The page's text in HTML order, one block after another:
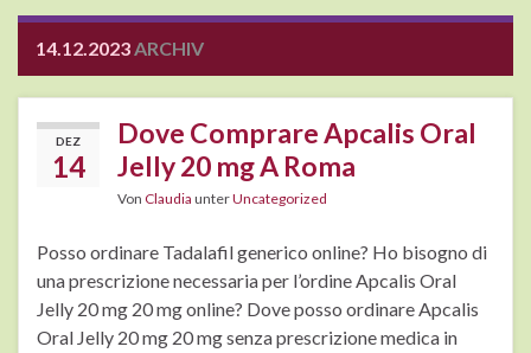
14.12.2023ARCHIV
DEZ
14
Dove Comprare Apcalis Oral
Jelly 20 mg A Roma
Von Claudia unterUncategorized
Posso ordinare Tadalafil generico online? Ho bisogno di
una prescrizione necessaria per l’ordine Apcalis Oral
Jelly 20 mg 20 mg online? Dove posso ordinare Apcalis
Oral Jelly 20 mg 20 mg senza prescrizione medica in